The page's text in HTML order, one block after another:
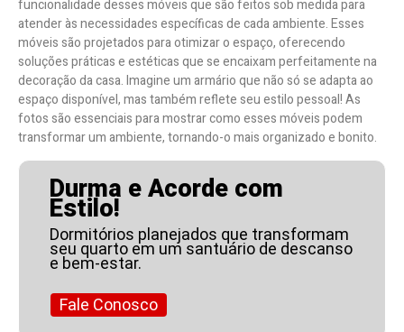
funcionalidade desses móveis que são feitos sob medida para
atender às necessidades específicas de cada ambiente. Esses
móveis são projetados para otimizar o espaço, oferecendo
soluções práticas e estéticas que se encaixam perfeitamente na
decoração da casa. Imagine um armário que não só se adapta ao
espaço disponível, mas também reflete seu estilo pessoal! As
fotos são essenciais para mostrar como esses móveis podem
transformar um ambiente, tornando-o mais organizado e bonito.
Durma e Acorde com
Estilo!
Dormitórios planejados que transformam
seu quarto em um santuário de descanso
e bem-estar.
Fale Conosco